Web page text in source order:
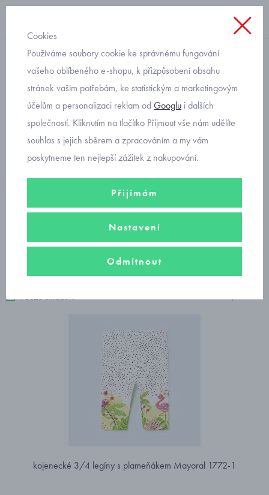
legíny
letní legínky
Legíny vhodné pro letní dny zajišťují miminkům a batolatům pohodlí i
díky dostatečnému prostoru na plínku.
Filtry
Seřadit podle
Doporučujeme
Nejprodávanější
Od nejlevnějšího
Od nejdražšího
Pouze skladem
kojenecké 3/4 legíny s plameňákem Mayoral 1772-1
Cookies
Používáme soubory cookie ke správnému fungování
vašeho oblíbeného e-shopu, k přizpůsobení obsahu
stránek vašim potřebám, ke statistickým a marketingovým
účelům a personalizaci reklam odGooglu i dalších
společností. Kliknutím na tlačítko Přijmout vše nám udělíte
souhlas s jejich sběrem a zpracováním a my vám
poskytneme ten nejlepší zážitek z nakupování.
Přijímám
Nastavení
Odmítnout